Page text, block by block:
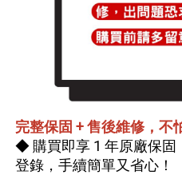
完整保固 + 售後維修，不
◆ 購買即享 1 年原廠保固
登錄，手續簡單又省心！